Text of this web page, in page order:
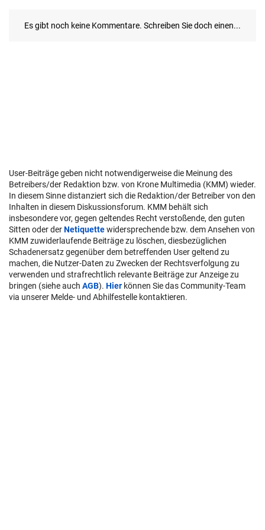
User-Beiträge geben nicht notwendigerweise die Meinung des
Betreibers/der Redaktion bzw. von Krone Multimedia (KMM) wieder.
In diesem Sinne distanziert sich die Redaktion/der Betreiber von den
Inhalten in diesem Diskussionsforum. KMM behält sich
insbesondere vor, gegen geltendes Recht verstoßende, den guten
Sitten oder derNetiquettewidersprechende bzw. dem Ansehen von
KMM zuwiderlaufende Beiträge zu löschen, diesbezüglichen
Schadenersatz gegenüber dem betreffenden User geltend zu
machen, die Nutzer-Daten zu Zwecken der Rechtsverfolgung zu
verwenden und strafrechtlich relevante Beiträge zur Anzeige zu
bringen (siehe auch AGB). Hier können Sie das Community-Team
via unserer Melde- und Abhilfestelle kontaktieren.